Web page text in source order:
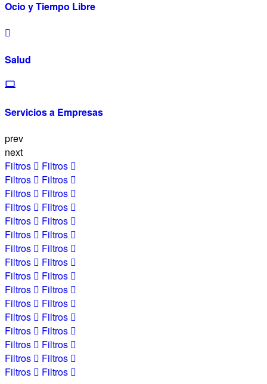
Ocio y Tiempo Libre
Salud
Servicios a Empresas
prev
next
Filtros
Filtros
Filtros
Filtros
Filtros
Filtros
Filtros
Filtros
Filtros
Filtros
Filtros
Filtros
Filtros
Filtros
Filtros
Filtros
Filtros
Filtros
Filtros
Filtros
Filtros
Filtros
Filtros
Filtros
Filtros
Filtros
Filtros
Filtros
Filtros
Filtros
Filtros
Filtros